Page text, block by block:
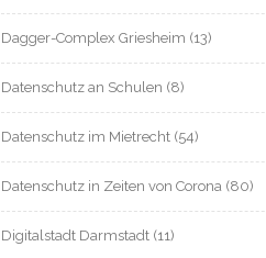
Dagger-Complex Griesheim (13)
Datenschutz an Schulen (8)
Datenschutz im Mietrecht (54)
Datenschutz in Zeiten von Corona (80)
Digitalstadt Darmstadt (11)